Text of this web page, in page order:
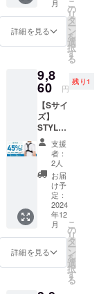
F】 一
般販売
予定価
格
11,960
込）
→【9,5
60円】
（税
込・送
料込）
[サ
イズ] S
サイ
ズ ア
ンダー
バス
ト：62
～67cm
月
詳細を見る
こ
の
リ
タ
ー
ン
を
選
択
す
る
9,8
60 円
残り1
【Sサイ
ズ】
STYLE
ARTIST
SMART
LIGHT×
3個セッ
ト【超
早割
45％OF
F】 一
般販売
予定価
格
17,940
円（税
支援
者：
2人
お届
け予
定：
2024
年12
月
詳細を見る
こ
の
リ
タ
ー
ン
を
選
択
す
る